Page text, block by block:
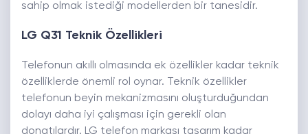
sahip olmak istediği modellerden bir tanesidir.
LG Q31 Teknik Özellikleri
Telefonun akıllı olmasında ek özellikler kadar teknik
özelliklerde önemli rol oynar. Teknik özellikler
telefonun beyin mekanizmasını oluşturduğundan
dolayı daha iyi çalışması için gerekli olan
donatılardır. LG telefon markası tasarım kadar